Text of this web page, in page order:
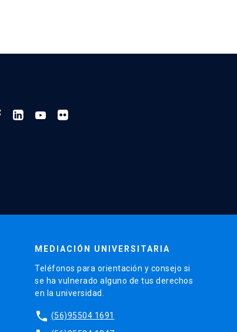
MEDIACIÓN UNIVERSITARIA
Teléfonos para orientación y consejo si
se ha vulnerado alguno de tus derechos
en la universidad.
phone (56)95504 1691